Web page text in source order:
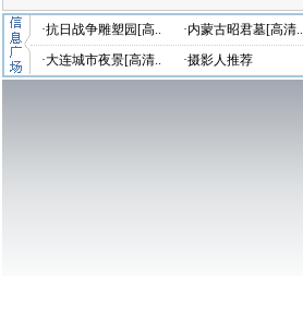
·抗日战争雕塑园[高.. ·内蒙古昭君墓[高清..
·大连城市夜景[高清..
·摄影人推荐